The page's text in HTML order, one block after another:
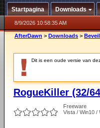
Startpagina Downloads
8/9/2026 10:58:35 AM
AfterDawn > Downloads >
Dit is een oude versie van
RogueKiller (32/
Freeware
Vista / Win10 /